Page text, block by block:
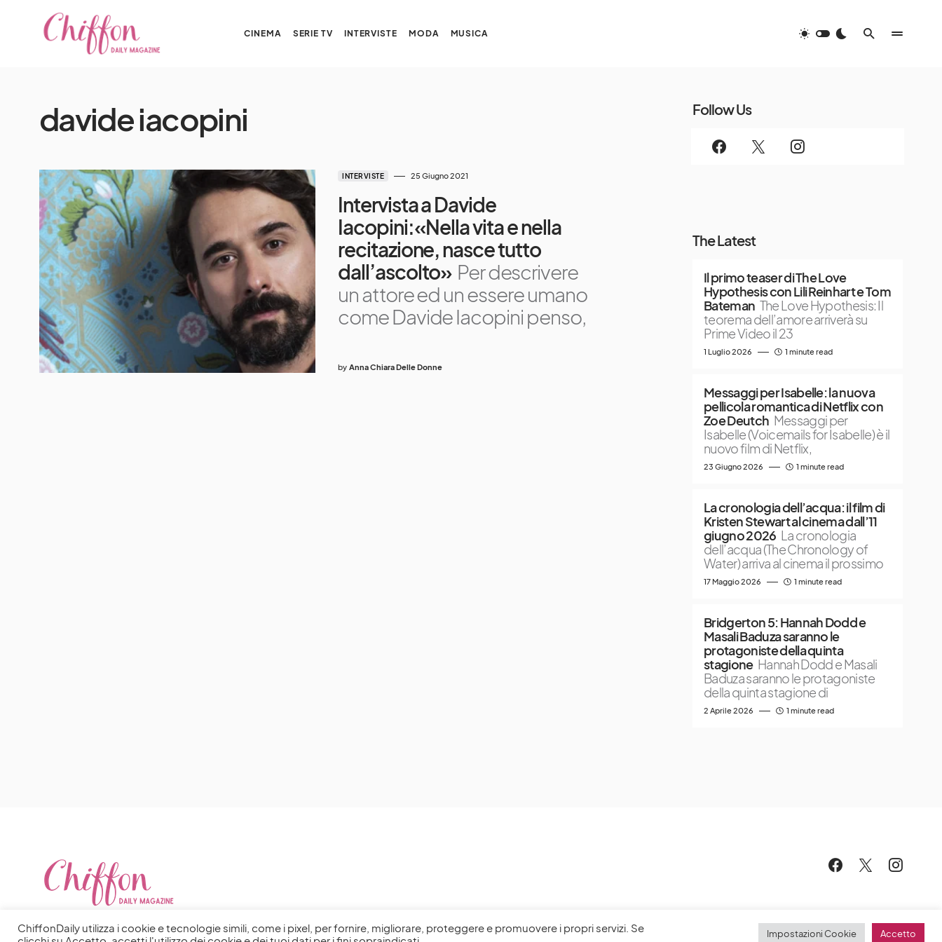
CINEMA SERIE TV INTERVISTE MODA MUSICA
davide iacopini
INTERVISTE 25 Giugno 2021
Intervista a Davide
Iacopini:«Nella vita e nella
recitazione, nasce tutto
dall’ascolto» Per descrivere
un attore ed un essere umano
come Davide Iacopini penso,
by Anna Chiara Delle Donne
Follow Us
The Latest
Il primo teaser di The Love
Hypothesis con Lili Reinhart e Tom
Bateman The Love Hypothesis: Il
teorema dell’amore arriverà su
Prime Video il 23
1 Luglio 2026 1 minute read
Messaggi per Isabelle: la nuova
pellicola romantica di Netflix con
Zoe Deutch Messaggi per
Isabelle (Voicemails for Isabelle) è il
nuovo film di Netflix,
23 Giugno 2026 1 minute read
La cronologia dell’acqua: il film di
Kristen Stewart al cinema dall’11
giugno 2026 La cronologia
dell’acqua (The Chronology of
Water) arriva al cinema il prossimo
17 Maggio 2026 1 minute read
Bridgerton 5: Hannah Dodd e
Masali Baduza saranno le
protagoniste della quinta
stagione Hannah Dodd e Masali
Baduza saranno le protagoniste
della quinta stagione di
2 Aprile 2026 1 minute read
ChiffonDaily utilizza i cookie e tecnologie simili, come i pixel, per fornire, migliorare, proteggere e promuovere i propri servizi. Se
Impostazioni Cookie Accetto